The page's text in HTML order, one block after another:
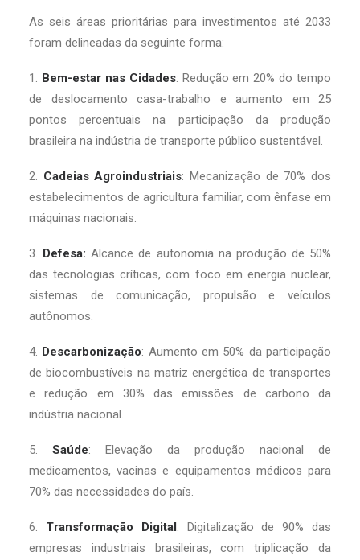
As seis áreas prioritárias para investimentos até 2033
foram delineadas da seguinte forma:
1. Bem-estar nas Cidades: Redução em 20% do tempo
de deslocamento casa-trabalho e aumento em 25
pontos percentuais na participação da produção
brasileira na indústria de transporte público sustentável.
2. Cadeias Agroindustriais: Mecanização de 70% dos
estabelecimentos de agricultura familiar, com ênfase em
máquinas nacionais.
3. Defesa: Alcance de autonomia na produção de 50%
das tecnologias críticas, com foco em energia nuclear,
sistemas de comunicação, propulsão e veículos
autônomos.
4. Descarbonização: Aumento em 50% da participação
de biocombustíveis na matriz energética de transportes
e redução em 30% das emissões de carbono da
indústria nacional.
5. Saúde: Elevação da produção nacional de
medicamentos, vacinas e equipamentos médicos para
70% das necessidades do país.
6. Transformação Digital: Digitalização de 90% das
empresas industriais brasileiras, com triplicação da